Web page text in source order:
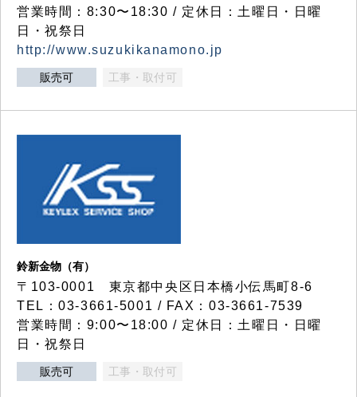
営業時間：8:30〜18:30 / 定休日：土曜日・日曜
日・祝祭日
http://www.suzukikanamono.jp
販売可 工事・取付可
鈴新金物（有）
〒103-0001 東京都中央区日本橋小伝馬町8-6
TEL：03-3661-5001 / FAX：03-3661-7539
営業時間：9:00〜18:00 / 定休日：土曜日・日曜
日・祝祭日
販売可 工事・取付可